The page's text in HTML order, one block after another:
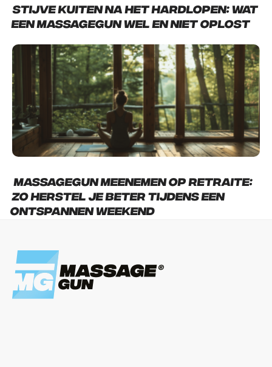
Stijve kuiten na het hardlopen: wat
een massagegun wel en niet oplost
Massagegun meenemen op retraite:
zo herstel je beter tijdens een
ontspannen weekend